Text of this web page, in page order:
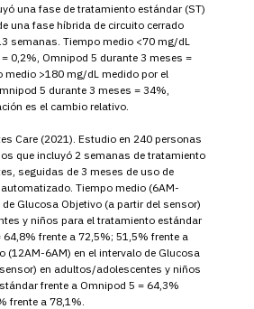
una fase de tratamiento estándar (ST)
una fase híbrida de circuito cerrado
semanas. Tiempo medio <70 mg/dL
0,2%, Omnipod 5 durante 3 meses =
medio >180 mg/dL medido por el
5 durante 3 meses = 34%,
es el cambio relativo.
Care (2021). Estudio en 240 personas
que incluyó 2 semanas de tratamiento
seguidas de 3 meses de uso de
Tiempo medio (6AM-
Glucosa Objetivo (a partir del sensor)
y niños para el tratamiento estándar
frente a 72,5%; 51,5% frente a
(12AM-6AM) en el intervalo de Glucosa
en adultos/adolescentes y niños
frente a Omnipod 5 = 64,3%
frente a 78,1%.